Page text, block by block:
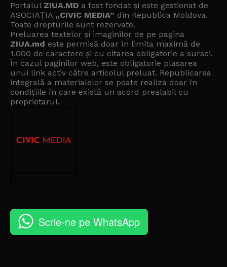
Portalul ZIUA.MD a fost fondat și este gestionat de
ASOCIAȚIA „CIVIC MEDIA” din Republica Moldova.
Toate drepturile sunt rezervate.
Preluarea textelor și imaginilor de pe pagina
ZIUA.md este permisă doar în limita maximă de
1.000 de caractere și cu citarea obligatorie a sursei.
În cazul paginilor web, este obligatorie plasarea
unui link activ către articolul preluat. Republicarea
integrală a materialelor se poate realiza doar în
condițiile în care există un acord prealabil cu
proprietarul.
Scrie-ne pe WhatsApp